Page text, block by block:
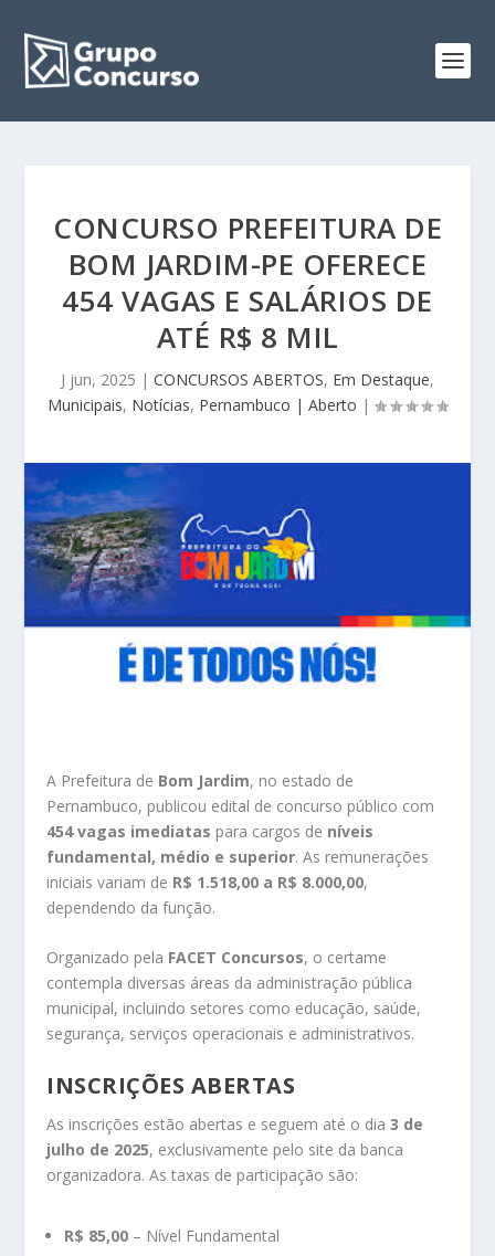
CONCURSO PREFEITURA DE
BOM JARDIM-PE OFERECE
454 VAGAS E SALÁRIOS DE
ATÉ R$ 8 MIL
J jun, 2025 | CONCURSOS ABERTOS, Em Destaque,
Municipais, Notícias, Pernambuco | Aberto |
A Prefeitura de Bom Jardim, no estado de
Pernambuco, publicou edital de concurso público com
454 vagas imediatas para cargos de níveis
fundamental, médio e superior. As remunerações
iniciais variam de R$ 1.518,00 a R$ 8.000,00,
dependendo da função.
Organizado pela FACET Concursos, o certame
contempla diversas áreas da administração pública
municipal, incluindo setores como educação, saúde,
segurança, serviços operacionais e administrativos.
INSCRIÇÕES ABERTAS
As inscrições estão abertas e seguem até o dia3 de
julho de 2025, exclusivamente pelo site da banca
organizadora. As taxas de participação são:
R$ 85,00 – Nível Fundamental